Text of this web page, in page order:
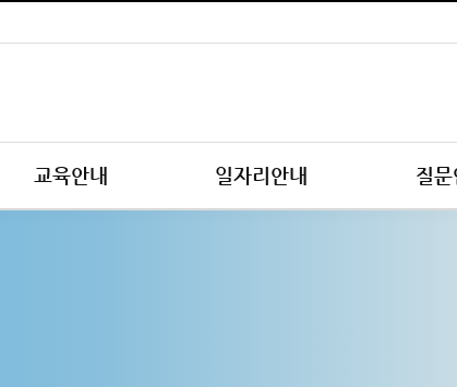
교육안내 일자리안내 질문